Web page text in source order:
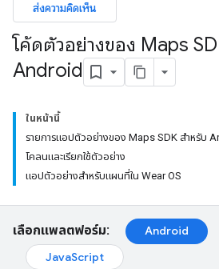
ส่งความคิดเห็น
โค้ดตัวอย่างของ Maps
Android
ในหน้านี้
รายการแอปตัวอย่างของ Maps SDK สำหรับ
โคลนและเรียกใช้ตัวอย่าง
แอปตัวอย่างสำหรับแผนที่ใน Wear OS
เลือกแพลตฟอร์ม: Android
JavaScript